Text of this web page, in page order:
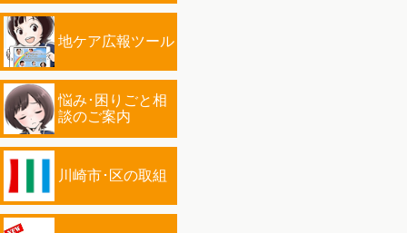
地ケア広報ツール
悩み･困りごと相
談のご案内
川崎市･区の取組